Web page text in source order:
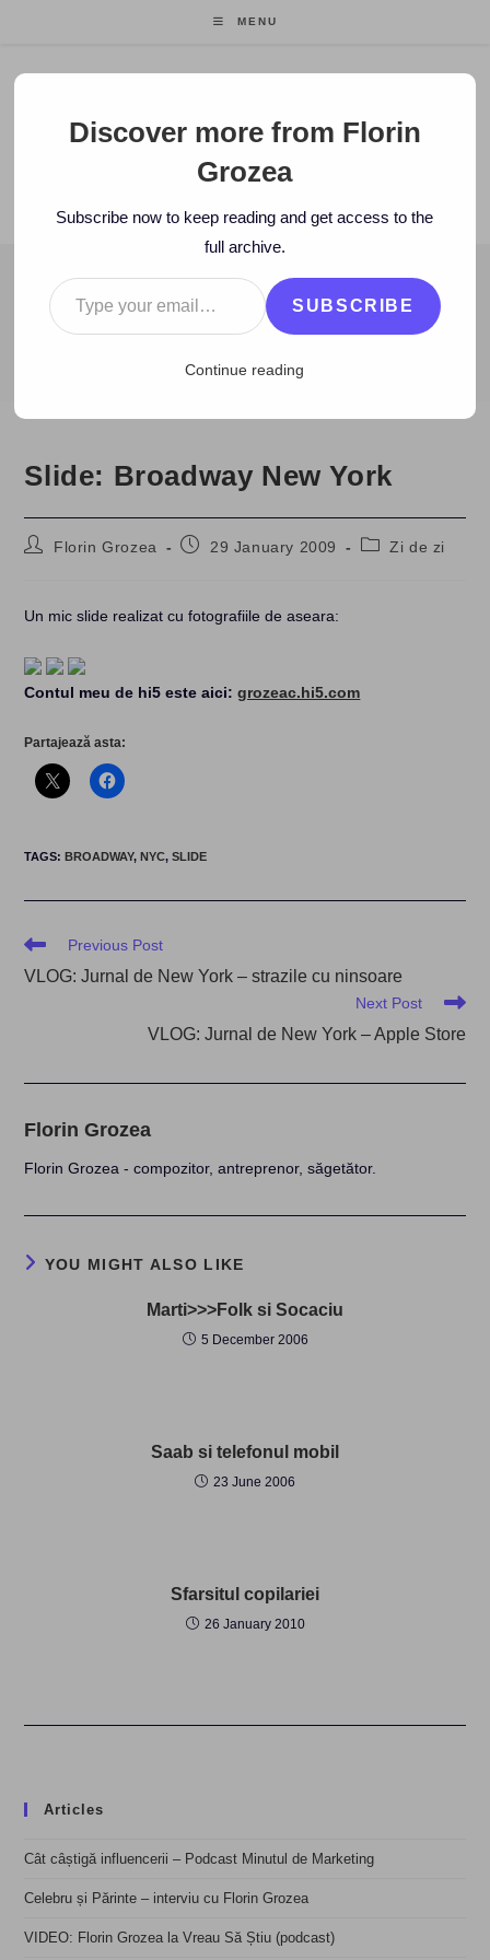
MENU
Florin Grozea
ENTREPRENEUR. FOUNDER/CEO MOCAPP.
BLOG
2009 > January > 29 > Zi de zi > Slide: Broadway New York
Slide: Broadway New York
PostFlorin Grozea
Post29 January 2009
PostZi de zi
Un mic slide realizat cu fotografiile de aseara:
Contul meu de hi5 este aici:grozeac.hi5.com
Partajează asta:
TAGS:BROADWAY, NYC, SLIDE
Read
articles
Previous Post
VLOG: Jurnal de New York – strazile cu ninsoare
Next Post
VLOG: Jurnal de New York – Apple Store
Florin Grozea
Florin Grozea - compozitor, antreprenor, săgetător.
YOU MIGHT ALSO LIKE
Marti>>>Folk si Socaciu
5 December 2006
Saab si telefonul mobil
23 June 2006
Sfarsitul copilariei
26 January 2010
Articles
Cât câștigă influencerii – Podcast Minutul de Marketing
Celebru și Părinte – interviu cu Florin Grozea
VIDEO: Florin Grozea la Vreau Să Știu (podcast)
Discover more from Florin
Grozea
Subscribe now to keep reading and get access to the
full archive.
Type your email…
SUBSCRIBE
Continue reading